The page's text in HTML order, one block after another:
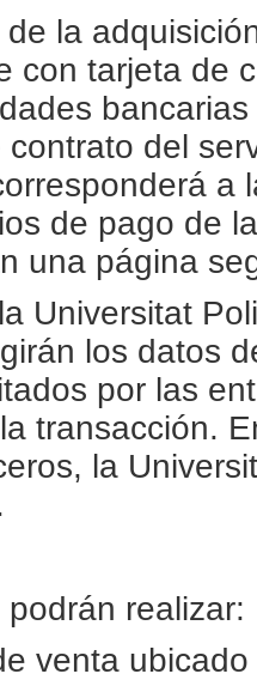
la
con tarjeta de
del
a
de pago de
una página
Universitat
los datos
por las
transacción.
la
realizar:
venta